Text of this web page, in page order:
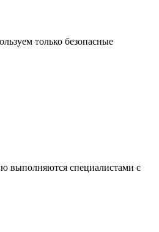
только безопасные
выполняются специалистами с